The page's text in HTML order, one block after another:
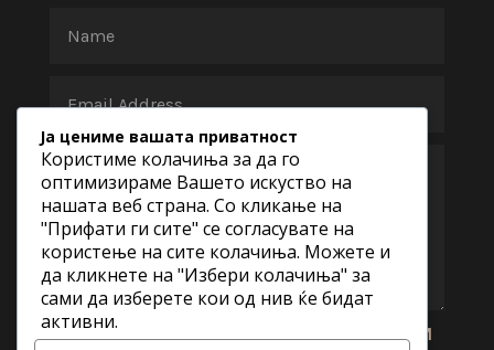
ПРАТИ
Ја цениме вашата приватност
Користиме колачиња за да го
оптимизираме Вашето искуство на
нашата веб страна. Со кликање на
"Прифати ги сите" се согласувате на
користење на сите колачиња. Можете и
да кликнете на "Избери колачиња" за
сами да изберете кои од нив ќе бидат
активни.